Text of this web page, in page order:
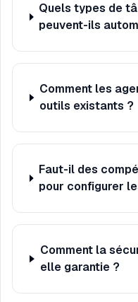
Quels types de
peuvent-ils
Comment les
outils existants ?
Faut-il des
pour configurer
Comment la
elle garantie ?